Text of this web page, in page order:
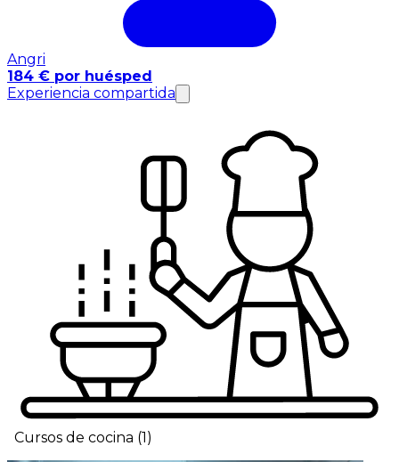
Angri
184 € por huésped
Experiencia compartida
Cursos de cocina (1 )